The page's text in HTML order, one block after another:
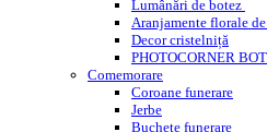
Lumânări de botez
Aranjamente florale
Decor cristelniță
PHOTOCORNER
Comemorare
Coroane funerare
Jerbe
Buchete funerare